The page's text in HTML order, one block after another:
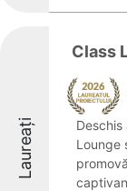
Laureați
Class
Deschis
Lounge